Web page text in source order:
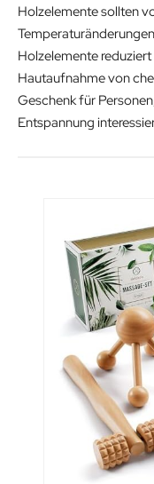
Holzelemente sollten
Holzelemente
Hautaufnahme von
Geschenk für
Entspannung